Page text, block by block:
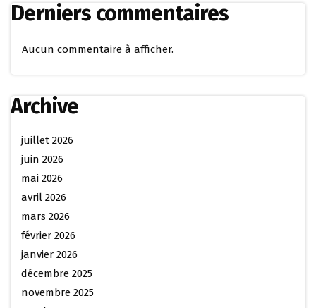
Derniers commentaires
Aucun commentaire à afficher.
Archive
juillet 2026
juin 2026
mai 2026
avril 2026
mars 2026
février 2026
janvier 2026
décembre 2025
novembre 2025